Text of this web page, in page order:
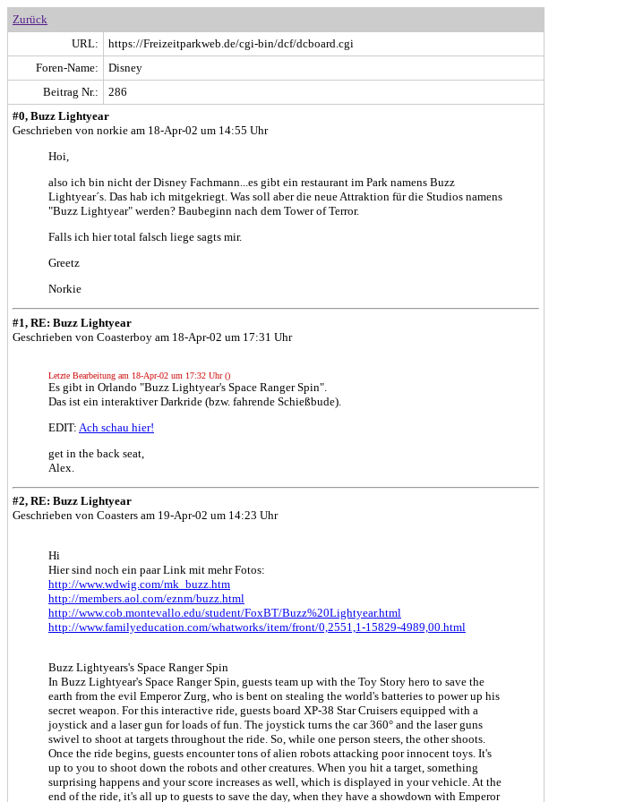
Zurück
URL:
https://Freizeitparkweb.de/cgi-bin/dcf/dcboard.cgi
Foren-Name:
Disney
Beitrag Nr.:
286
#0, Buzz Lightyear
Geschrieben von norkie am 18-Apr-02 um 14:55 Uhr
Hoi,
also ich bin nicht der Disney Fachmann...es gibt ein restaurant im Park namens Buzz
Lightyear´s. Das hab ich mitgekriegt. Was soll aber die neue Attraktion für die Studios namens
"Buzz Lightyear" werden? Baubeginn nach dem Tower of Terror.
Falls ich hier total falsch liege sagts mir.
Greetz
Norkie
#1, RE: Buzz Lightyear
Geschrieben von Coasterboy am 18-Apr-02 um 17:31 Uhr
Letzte Bearbeitung am 18-Apr-02 um 17:32 Uhr ()
Es gibt in Orlando "Buzz Lightyear's Space Ranger Spin".
Das ist ein interaktiver Darkride (bzw. fahrende Schießbude).
EDIT: Ach schau hier!
get in the back seat,
Alex.
#2, RE: Buzz Lightyear
Geschrieben von Coasters am 19-Apr-02 um 14:23 Uhr
Hi
Hier sind noch ein paar Link mit mehr Fotos:
http://www.wdwig.com/mk_buzz.htm
http://members.aol.com/eznm/buzz.html
http://www.cob.montevallo.edu/student/FoxBT/Buzz%20Lightyear.html
http://www.familyeducation.com/whatworks/item/front/0,2551,1-15829-4989,00.html
Buzz Lightyears's Space Ranger Spin
In Buzz Lightyear's Space Ranger Spin, guests team up with the Toy Story hero to save the
earth from the evil Emperor Zurg, who is bent on stealing the world's batteries to power up his
secret weapon. For this interactive ride, guests board XP-38 Star Cruisers equipped with a
joystick and a laser gun for loads of fun. The joystick turns the car 360° and the laser guns
swivel to shoot at targets throughout the ride. So, while one person steers, the other shoots.
Once the ride begins, guests encounter tons of alien robots attacking poor innocent toys. It's
up to you to shoot down the robots and other creatures. When you hit a target, something
surprising happens and your score increases as well, which is displayed in your vehicle. At the
end of the ride, it's all up to guests to save the day, when they have a showdown with Emperor